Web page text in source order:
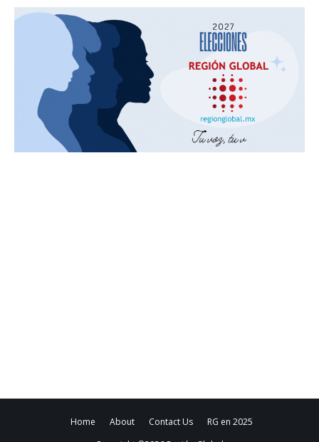
Home About Contact Us
RG en 2025